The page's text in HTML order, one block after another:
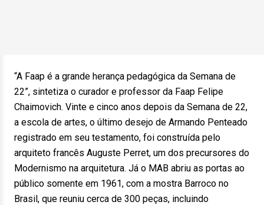
“A Faap é a grande herança pedagógica da Semana de
22”, sintetiza o curador e professor da Faap Felipe
Chaimovich. Vinte e cinco anos depois da Semana de 22,
a escola de artes, o último desejo de Armando Penteado
registrado em seu testamento, foi construída pelo
arquiteto francês Auguste Perret, um dos precursores do
Modernismo na arquitetura. Já o MAB abriu as portas ao
público somente em 1961, com a mostra Barroco no
Brasil, que reuniu cerca de 300 peças, incluindo